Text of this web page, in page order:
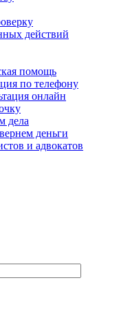
действий
помощь
по телефону
онлайн
дела
деньги
и адвокатов